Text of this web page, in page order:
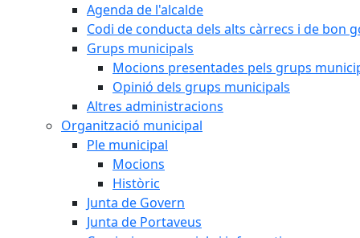
Agenda de l'alcalde
Codi de conducta dels alts càrrecs i de bon
Grups municipals
Mocions presentades pels grups
Opinió dels grups municipals
Altres administracions
Organització municipal
Ple municipal
Mocions
Històric
Junta de Govern
Junta de Portaveus